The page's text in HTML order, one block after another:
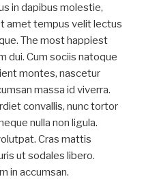
in dapibus molestie,
amet tempus velit lectus
The most happiest
dui. Cum sociis natoque
montes, nascetur
massa id viverra.
convallis, nunc tortor
nulla non ligula.
Cras mattis
ut sodales libero.
in accumsan.